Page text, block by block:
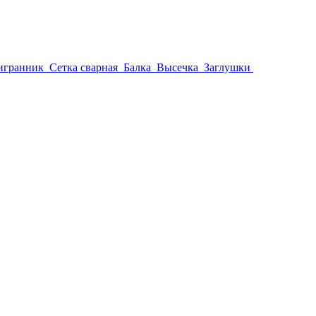
Сетка сварная Балка Высечка Заглушки